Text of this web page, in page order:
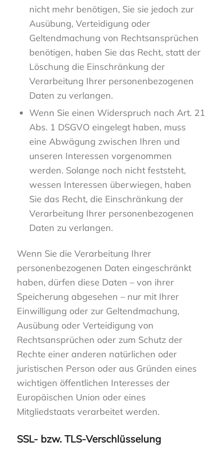
nicht mehr benötigen, Sie sie jedoch zur
Ausübung, Verteidigung oder
Geltendmachung von Rechtsansprüchen
benötigen, haben Sie das Recht, statt der
Löschung die Einschränkung der
Verarbeitung Ihrer personenbezogenen
Daten zu verlangen.
Wenn Sie einen Widerspruch nach Art. 21
Abs. 1 DSGVO eingelegt haben, muss
eine Abwägung zwischen Ihren und
unseren Interessen vorgenommen
werden. Solange noch nicht feststeht,
wessen Interessen überwiegen, haben
Sie das Recht, die Einschränkung der
Verarbeitung Ihrer personenbezogenen
Daten zu verlangen.
Wenn Sie die Verarbeitung Ihrer
personenbezogenen Daten eingeschränkt
haben, dürfen diese Daten – von ihrer
Speicherung abgesehen – nur mit Ihrer
Einwilligung oder zur Geltendmachung,
Ausübung oder Verteidigung von
Rechtsansprüchen oder zum Schutz der
Rechte einer anderen natürlichen oder
juristischen Person oder aus Gründen eines
wichtigen öffentlichen Interesses der
Europäischen Union oder eines
Mitgliedstaats verarbeitet werden.
SSL- bzw. TLS-Verschlüsselung